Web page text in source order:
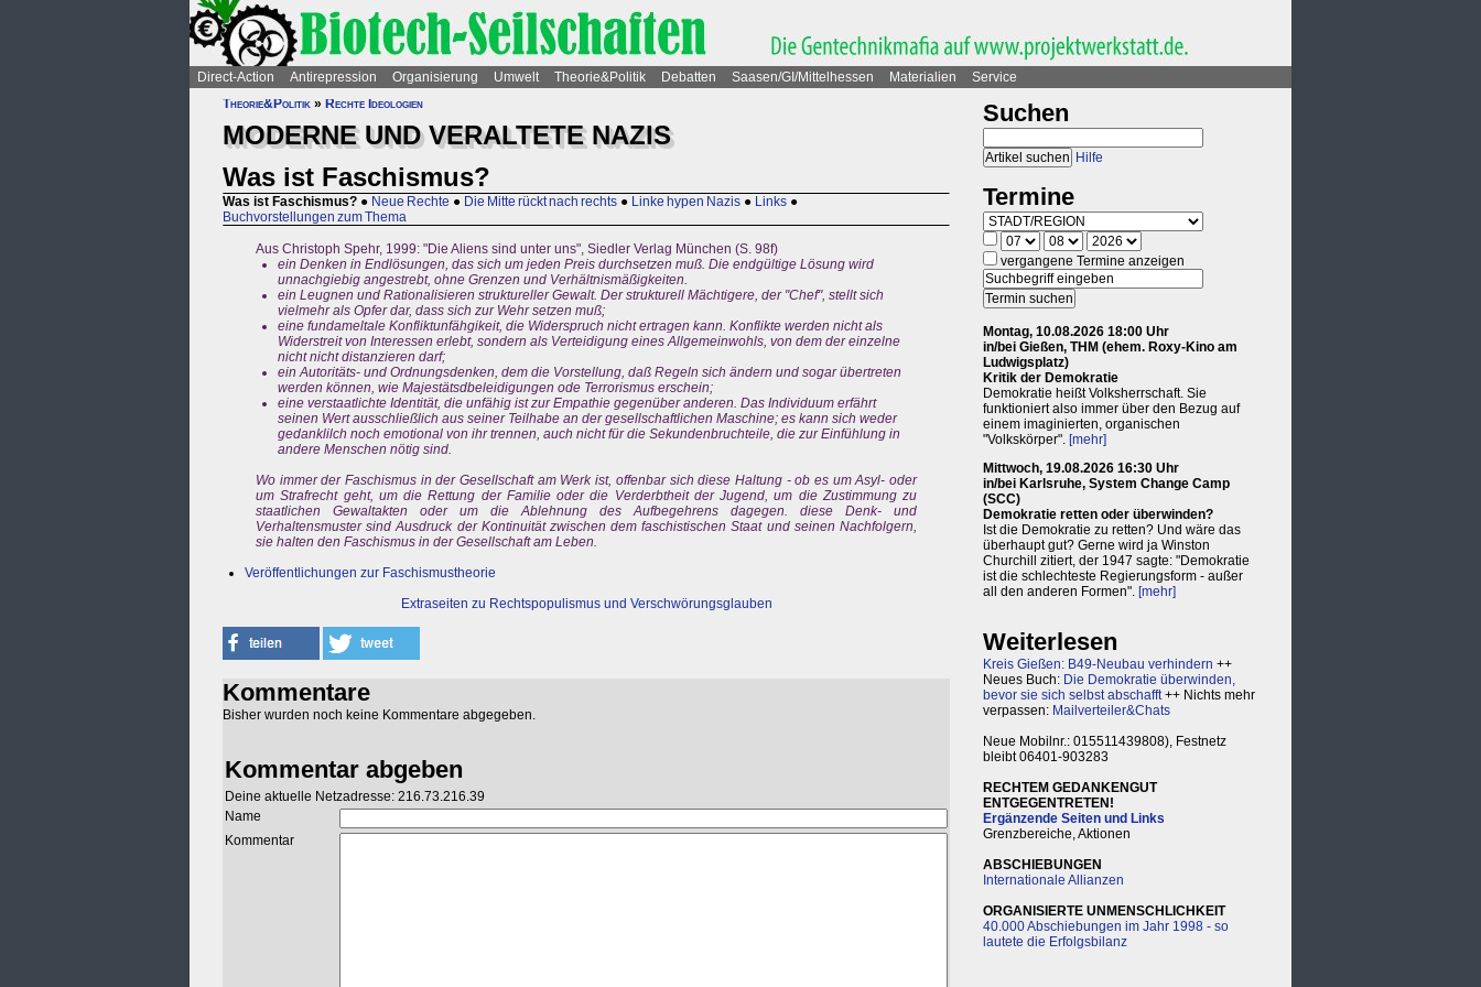
Direct-Action Antirepression Organisierung Umwelt Theorie&Politik Debatten Saasen/GI/Mittelhessen Materialien
Service
Theorie&Politik » Rechte Ideologien
MODERNE UND VERALTETE NAZIS
Was ist Faschismus?
Was ist Faschismus? ● Neue Rechte ● Die Mitte rückt nach rechts ● Linke hypen Nazis ● Links ●
Buchvorstellungen zum Thema
Aus Christoph Spehr, 1999: "Die Aliens sind unter uns", Siedler Verlag München (S. 98f)
ein Denken in Endlösungen, das sich um jeden Preis durchsetzen muß. Die endgültige Lösung wird
unnachgiebig angestrebt, ohne Grenzen und Verhältnismäßigkeiten.
ein Leugnen und Rationalisieren struktureller Gewalt. Der strukturell Mächtigere, der "Chef", stellt sich
vielmehr als Opfer dar, dass sich zur Wehr setzen muß;
eine fundameltale Konfliktunfähgikeit, die Widerspruch nicht ertragen kann. Konflikte werden nicht als
Widerstreit von Interessen erlebt, sondern als Verteidigung eines Allgemeinwohls, von dem der einzelne
nicht nicht distanzieren darf;
ein Autoritäts- und Ordnungsdenken, dem die Vorstellung, daß Regeln sich ändern und sogar übertreten
werden können, wie Majestätsdbeleidigungen ode Terrorismus erschein;
eine verstaatlichte Identität, die unfähig ist zur Empathie gegenüber anderen. Das Individuum erfährt
seinen Wert ausschließlich aus seiner Teilhabe an der gesellschaftlichen Maschine; es kann sich weder
gedanklilch noch emotional von ihr trennen, auch nicht für die Sekundenbruchteile, die zur Einfühlung in
andere Menschen nötig sind.
Wo immer der Faschismus in der Gesellschaft am Werk ist, offenbar sich diese Haltung - ob es um Asyl- oder
um Strafrecht geht, um die Rettung der Familie oder die Verderbtheit der Jugend, um die Zustimmung zu
staatlichen Gewaltakten oder um die Ablehnung des Aufbegehrens dagegen. diese Denk- und
Verhaltensmuster sind Ausdruck der Kontinuität zwischen dem faschistischen Staat und seinen Nachfolgern,
sie halten den Faschismus in der Gesellschaft am Leben.
Veröffentlichungen zur Faschismustheorie
Extraseiten zu Rechtspopulismus und Verschwörungsglauben
Kommentare
Bisher wurden noch keine Kommentare abgegeben.
Kommentar abgeben
Deine aktuelle Netzadresse: 216.73.216.39
Name
Kommentar
Suchen
Hilfe
Termine
vergangene Termine anzeigen
Montag, 10.08.2026 18:00 Uhr
in/bei Gießen, THM (ehem. Roxy-Kino am
Ludwigsplatz)
Kritik der Demokratie
Demokratie heißt Volksherrschaft. Sie
funktioniert also immer über den Bezug auf
einem imaginierten, organischen
"Volkskörper". [mehr]
Mittwoch, 19.08.2026 16:30 Uhr
in/bei Karlsruhe, System Change Camp
(SCC)
Demokratie retten oder überwinden?
Ist die Demokratie zu retten? Und wäre das
überhaupt gut? Gerne wird ja Winston
Churchill zitiert, der 1947 sagte: "Demokratie
ist die schlechteste Regierungsform - außer
all den anderen Formen". [mehr]
Weiterlesen
Kreis Gießen: B49-Neubau verhindern ++
Neues Buch: Die Demokratie überwinden,
bevor sie sich selbst abschafft++ Nichts mehr
verpassen: Mailverteiler&Chats
Neue Mobilnr.: 015511439808), Festnetz
bleibt 06401-903283
RECHTEM GEDANKENGUT
ENTGEGENTRETEN!
Ergänzende Seiten und Links
Grenzbereiche, Aktionen
ABSCHIEBUNGEN
Internationale Allianzen
ORGANISIERTE UNMENSCHLICHKEIT
40.000 Abschiebungen im Jahr 1998 - so
lautete die Erfolgsbilanz